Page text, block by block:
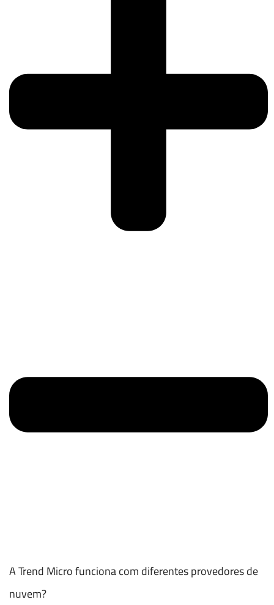
A Trend Micro funciona com diferentes provedores de
nuvem?